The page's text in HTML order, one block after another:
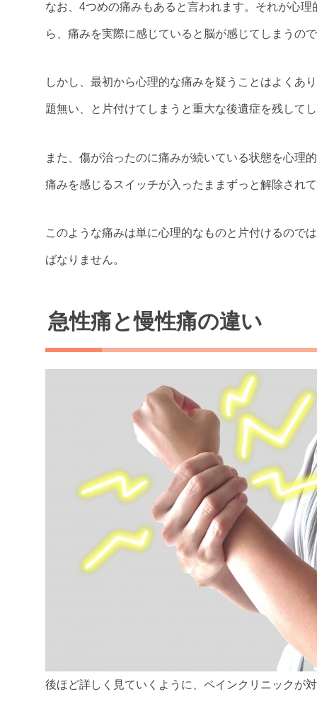
なお、4つめの痛みもあると言われます。それが心
ら、痛みを実際に感じていると脳が感じてしまうの
しかし、最初から心理的な痛みを疑うことはよくあ
題無い、と片付けてしまうと重大な後遺症を残して
また、傷が治ったのに痛みが続いている状態を心理
痛みを感じるスイッチが入ったままずっと解除され
このような痛みは単に心理的なものと片付けるので
ばなりません。
急性痛と慢性痛の違い
後ほど詳しく見ていくように、ペインクリニックが